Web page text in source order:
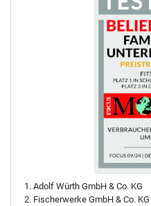
Adolf Würth GmbH & Co. KG
Fischerwerke GmbH & Co. KG